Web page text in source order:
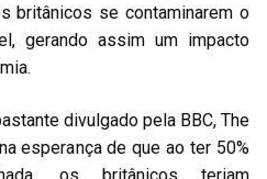
britânicos se contaminarem o
gerando assim um impacto
divulgado pela BBC, The
esperança de que ao ter 50%
os britânicos teriam